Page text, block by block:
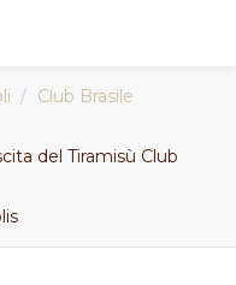
Club Brasile
del Tiramisù Club